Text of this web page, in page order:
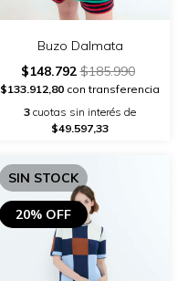
Buzo Dalmata
$148.792$185.990
$133.912,80 con transferencia
3 cuotas sin interés de
$49.597,33
SIN STOCK
20% OFF